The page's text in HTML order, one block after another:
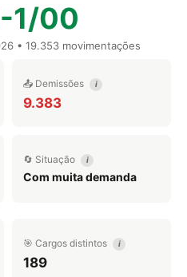
1/00
• 19.353 movimentações
📤 Demissões i
9.383
🔄 Situação i
Com muita demanda
🎯 Cargos distintos i
189